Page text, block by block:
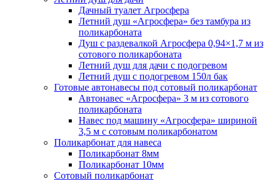
Дачный туалет Агросфера
Летний душ «Агросфера» без тамбура из
поликарбоната
Душ с раздевалкой Агросфера 0,94×1,7 м из
сотового поликарбоната
Летний душ для дачи с подогревом
Летний душ с подогревом 150л бак
Готовые автонавесы под сотовый поликарбонат
Автонавес «Агросфера» 3 м из сотового
поликарбоната
Навес под машину «Агросфера» шириной
3,5 м с сотовым поликарбонатом
Поликарбонат для навеса
Поликарбонат 8мм
Поликарбонат 10мм
Сотовый поликарбонат